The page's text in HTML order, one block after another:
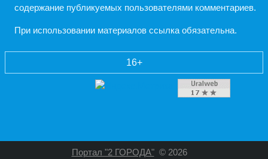
содержание публикуемых пользователями комментариев.
При использовании материалов ссылка обязательна.
16+
Портал "2 ГОРОДА" © 2026